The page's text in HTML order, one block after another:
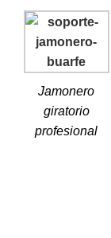
Jamonero
giratorio
profesional